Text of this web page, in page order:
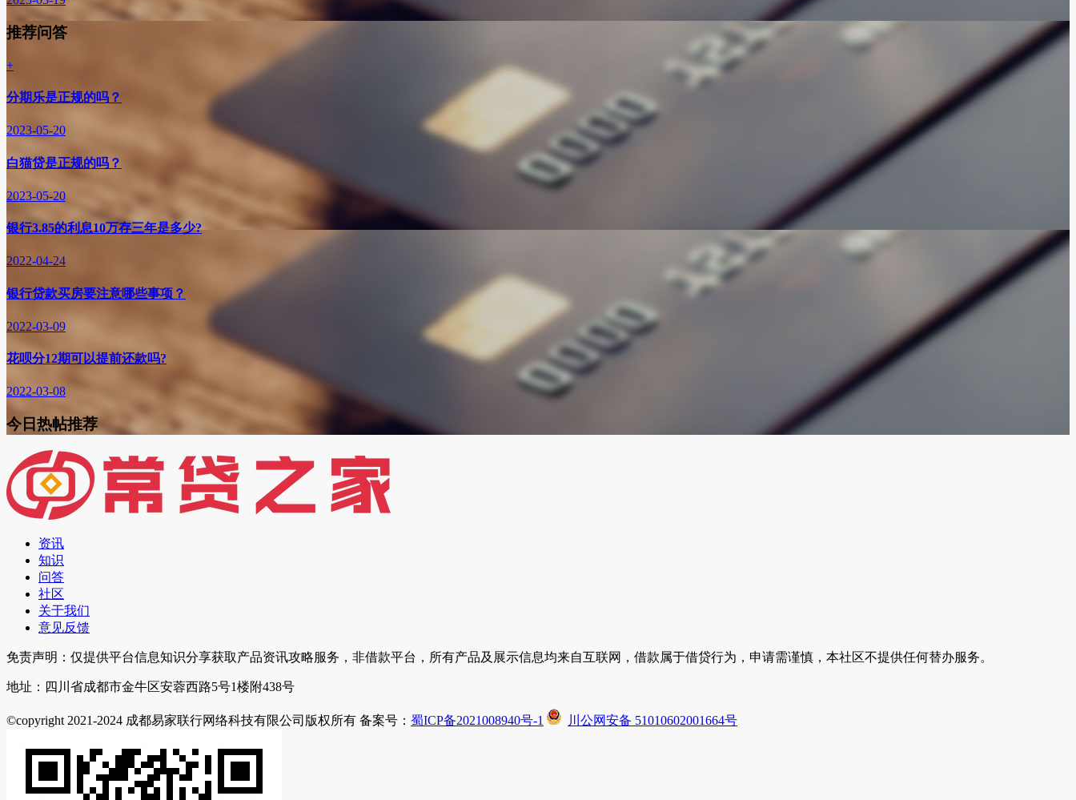
推荐问答
+
分期乐是正规的吗？
2023-05-20
白猫贷是正规的吗？
2023-05-20
银行3.85的利息10万存三年是多少?
2022-04-24
银行贷款买房要注意哪些事项？
2022-03-09
花呗分12期可以提前还款吗?
2022-03-08
今日热帖推荐
资讯
知识
问答
社区
关于我们
意见反馈
免责声明：仅提供平台信息知识分享获取产品资讯攻略服务，非借款平台，所有产品及展示信息均来自互联网，借款属于借贷行为，申请需谨慎，本社区不提供任何替办服务。
地址：四川省成都市金牛区安蓉西路5号1楼附438号
©copyright 2021-2024 成都易家联行网络科技有限公司版权所有 备案号： 蜀ICP备2021008940号-1 川公网安备 51010602001664号